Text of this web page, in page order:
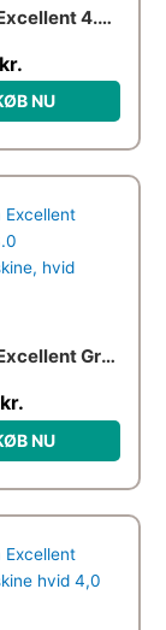
Melitta Excellent 4.0 Sort
kr.
NU
Melitta Excellent Grande 3.0 kaffemaskine, hvid
kr.
NU
aktuelle
pris